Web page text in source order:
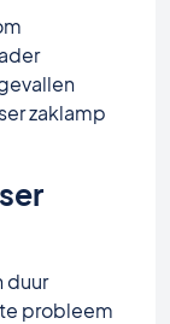
zaklamp
duur
probleem